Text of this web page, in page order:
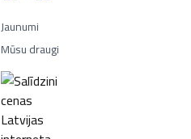
Jaunumi
Mūsu draugi